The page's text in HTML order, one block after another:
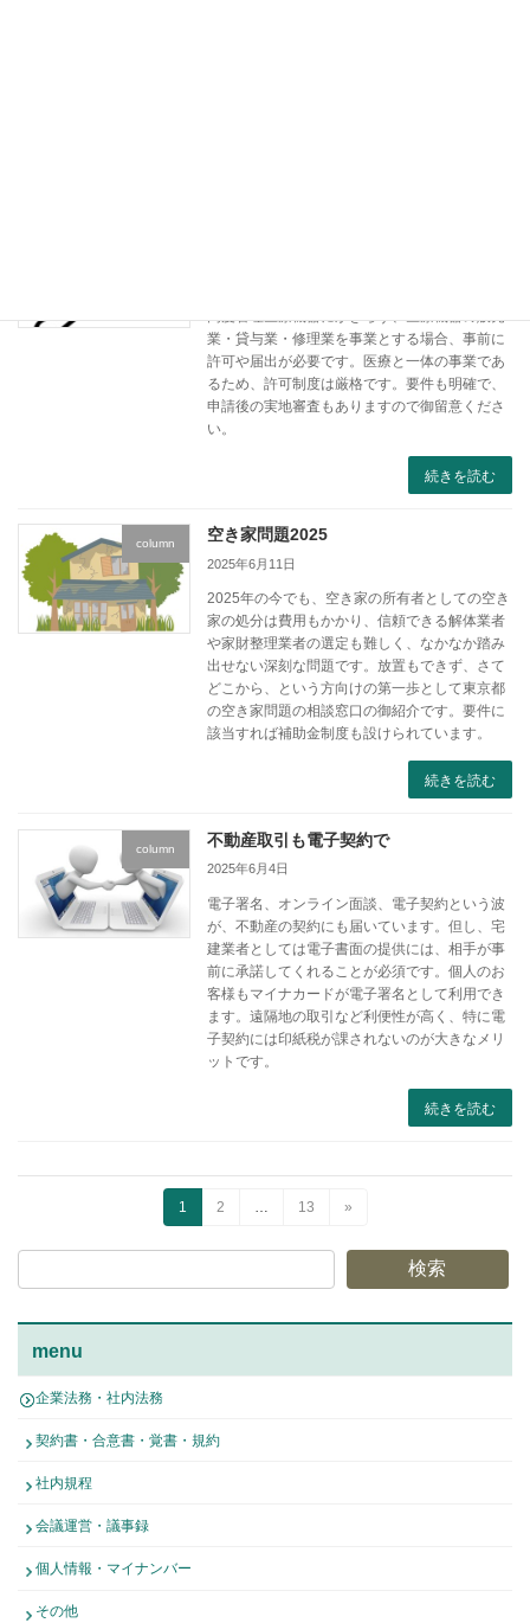
業・貸与業・修理業を事業とする場合、事前に
許可や届出が必要です。医療と一体の事業であ
るため、許可制度は厳格です。要件も明確で、
申請後の実地審査もありますので御留意くださ
い。
続きを読む
column 空き家問題2025
2025年6月11日
2025年の今でも、空き家の所有者としての空き
家の処分は費用もかかり、信頼できる解体業者
や家財整理業者の選定も難しく、なかなか踏み
出せない深刻な問題です。放置もできず、さて
どこから、という方向けの第一歩として東京都
の空き家問題の相談窓口の御紹介です。要件に
該当すれば補助金制度も設けられています。
続きを読む
column 不動産取引も電子契約で
2025年6月4日
電子署名、オンライン面談、電子契約という波
が、不動産の契約にも届いています。但し、宅
建業者としては電子書面の提供には、相手が事
前に承諾してくれることが必須です。個人のお
客様もマイナカードが電子署名として利用でき
ます。遠隔地の取引など利便性が高く、特に電
子契約には印紙税が課されないのが大きなメリ
ットです。
続きを読む
稿
の
ペ
ー
ジ
送
り
固
定
ペ
ジ
1
固
ペ
ジ
2 …
固
ペ
ジ
13 »
検索
menu
企業法務・社内法務
契約書・合意書・覚書・規約
社内規程
会議運営・議事録
個人情報・マイナンバー
その他